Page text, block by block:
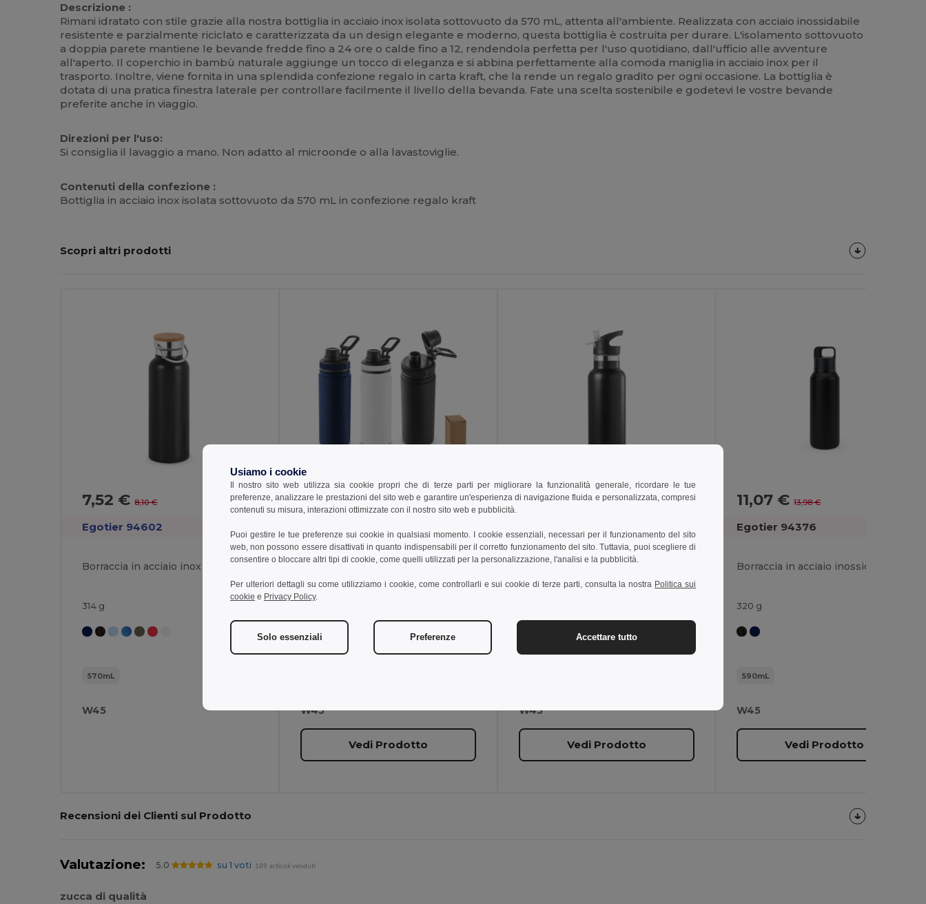
Descrizione :
Rimani idratato con stile grazie alla nostra bottiglia in acciaio inox isolata sottovuoto da 570 mL, attenta all'ambiente. Realizzata con acciaio inossidabile
resistente e parzialmente riciclato e caratterizzata da un design elegante e moderno, questa bottiglia è costruita per durare. L'isolamento sottovuoto
a doppia parete mantiene le bevande fredde fino a 24 ore o calde fino a 12, rendendola perfetta per l'uso quotidiano, dall'ufficio alle avventure
all'aperto. Il coperchio in bambù naturale aggiunge un tocco di eleganza e si abbina perfettamente alla comoda maniglia in acciaio inox per il
trasporto. Inoltre, viene fornita in una splendida confezione regalo in carta kraft, che la rende un regalo gradito per ogni occasione. La bottiglia è
dotata di una pratica finestra laterale per controllare facilmente il livello della bevanda. Fate una scelta sostenibile e godetevi le vostre bevande
preferite anche in viaggio.
Direzioni per l'uso:
Si consiglia il lavaggio a mano. Non adatto al microonde o alla lavastoviglie.
Contenuti della confezione :
Bottiglia in acciaio inox isolata sottovuoto da 570 mL in confezione regalo kraft
Scopri altri prodotti
7,52 €8,10 € -7%
Egotier 94602
Borraccia in acciaio inox isolata sottovuoto da 570 mL
314 g
570mL
W45
5,88 €11,44 € -49%
Borraccia in acciaio inox riciclato al 90% (570 mL)
W45
Vedi Prodotto
7,54 €8,52 € -11%
W45
Vedi Prodotto
11,07 €13,98 €
Egotier 94376
320 g
590mL
W45
Vedi Prodotto
Recensioni dei Clienti sul Prodotto
Valutazione: 5.0 su 1 voti 189 articoli venduti
zucca di qualità
Usiamo i cookie
Il nostro sito web utilizza sia cookie propri che di terze parti per migliorare la funzionalità generale, ricordare le tue
preferenze, analizzare le prestazioni del sito web e garantire un'esperienza di navigazione fluida e personalizzata, compresi
contenuti su misura, interazioni ottimizzate con il nostro sito web e pubblicità.
Puoi gestire le tue preferenze sui cookie in qualsiasi momento. I cookie essenziali, necessari per il funzionamento del sito
web, non possono essere disattivati in quanto indispensabili per il corretto funzionamento del sito. Tuttavia, puoi scegliere di
consentire o bloccare altri tipi di cookie, come quelli utilizzati per la personalizzazione, l'analisi e la pubblicità.
Per ulteriori dettagli su come utilizziamo i cookie, come controllarli e sui cookie di terze parti, consulta la nostra Politica sui
cookie e Privacy Policy.
Solo essenziali Preferenze Accettare tutto